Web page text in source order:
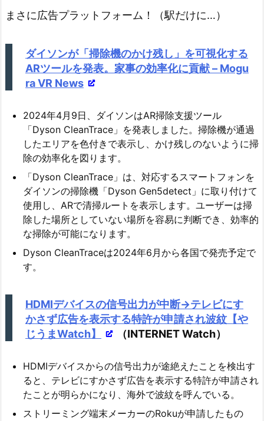
まさに広告プラットフォーム！（駅だけに…）
ダイソンが「掃除機のかけ残し」を可視化する
ARツールを発表。家事の効率化に貢献 – Mogu
ra VR News
2024年4月9日、ダイソンはAR掃除支援ツール
「Dyson CleanTrace」を発表しました。掃除機が通過
したエリアを色付きで表示し、かけ残しのないように掃
除の効率化を図ります。
「Dyson CleanTrace」は、対応するスマートフォンを
ダイソンの掃除機「Dyson Gen5detect」に取り付けて
使用し、ARで清掃ルートを表示します。ユーザーは掃
除した場所としていない場所を容易に判断でき、効率的
な掃除が可能になります。
Dyson CleanTraceは2024年6月から各国で発売予定で
す。
HDMIデバイスの信号出力が中断→テレビにす
かさず広告を表示する特許が申請され波紋【や
じうまWatch】
（INTERNET Watch）
HDMIデバイスからの信号出力が途絶えたことを検出す
ると、テレビにすかさず広告を表示する特許が申請され
たことが明らかになり、海外で波紋を呼んでいる。
ストリーミング端末メーカーのRokuが申請したもの